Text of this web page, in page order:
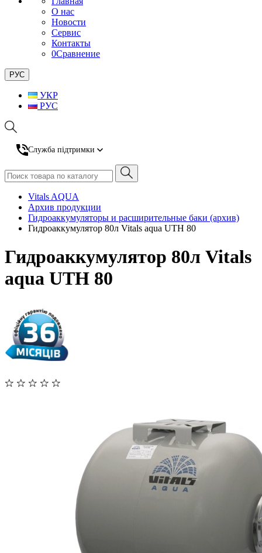
О нас
Новости
Сервис
Контакты
0Сравнение
РУС
УКР
РУС
Служба підтримки
Vitals AQUA
Архив продукции
Гидроаккумуляторы и расширительные баки (архив)
Гидроаккумулятор 80л Vitals aqua UTH 80
Гидроаккумулятор 80л Vitals
aqua UTH 80